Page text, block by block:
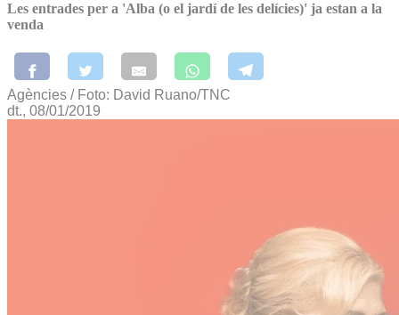
Les entrades per a 'Alba (o el jardí de les delícies)' ja estan a la
venda
Agències / Foto: David Ruano/TNC
dt., 08/01/2019